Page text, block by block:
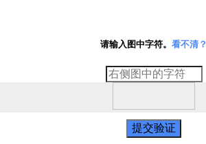
请输入图中字符。 看不清？
提交验证